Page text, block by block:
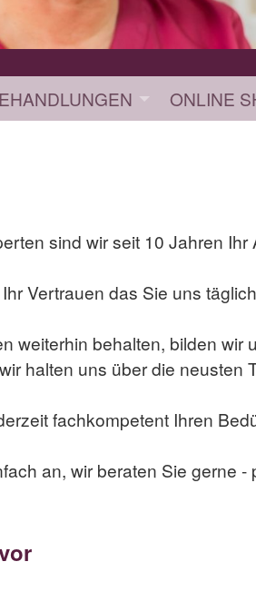
ONLINE
sind wir seit 10 Jahren
Vertrauen das Sie uns
weiterhin behalten, bilden
halten uns über die neusten
fachkompetent Ihren
an, wir beraten Sie gerne